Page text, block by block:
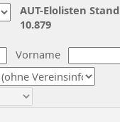
Vorname
AUT-Elolisten
10.879